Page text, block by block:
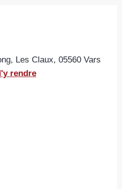
Les Claux, 05560 Vars
rendre